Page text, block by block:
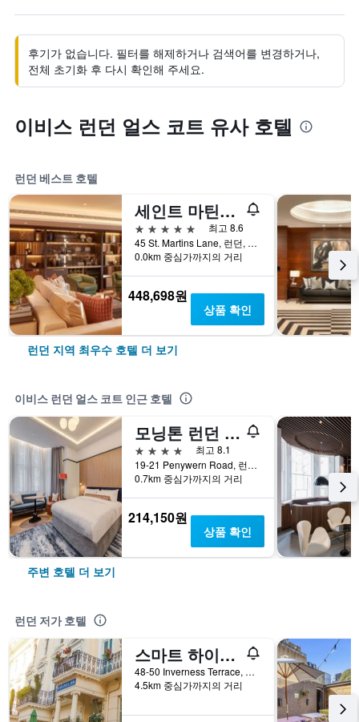
후기가 없습니다. 필터를 해제하거나 검색어를 변경하거나,
전체 초기화 후 다시 확인해 주세요.
이비스 런던 얼스 코트 유사 호텔
런던 베스트 호텔
세인트 마틴스 레인 런던, 모건스 오리지널스 호텔
5성급
최고 8.6
45 St. Martins Lane, 런던, 영국
0.0km 중심가까지의 거리
448,698원
상품 확인
런던 지역 최우수 호텔 더 보기
이비스 런던 얼스 코트 인근 호텔
모닝톤 런던 켄싱턴, BW 프리미어 컬렉션
4성급
최고 8.1
19-21 Penywern Road, 런던, 영국
0.7km 중심가까지의 거리
214,150원
상품 확인
주변 호텔 더 보기
런던 저가 호텔
스마트 하이드 파크 인 호스텔
48-50 Inverness Terrace, 런던, 영국
4.5km 중심가까지의 거리